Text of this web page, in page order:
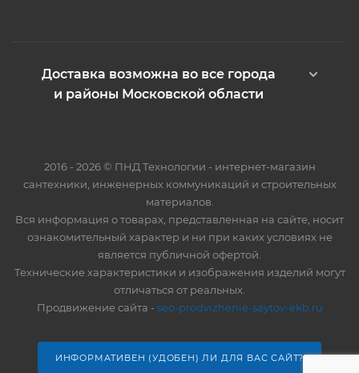
Доставка возможна во все города
и районы Московской области
2016 - 2026 © ПНД Технологии - интернет-магазин
сантехники, инженерных коммуникаций и строительных
материалов.
Вся информация о товарах, представленная на сайте, носит
ознакомительный характер и ни при каких условиях не
является публичной офертой.
Технические характеристики и изображения изделий могут
отличаться от реальных.
Продвижение сайта - seo-prodvizhenie-saytov-ekb.ru
ИНФОРМАТИВЕН (УДОБЕН) ЛИ ДЛЯ ВАС САЙТ?